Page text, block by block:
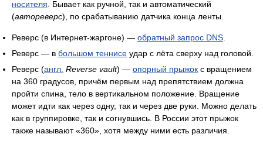
носителя . Бывает как ручной, так и автоматический
(автореверс), по срабатыванию датчика конца ленты.
Реверс (в Интернет-жаргоне) — обратный запрос DNS
Реверс — в большом теннисе удар с лёта сверху над головой.
Реверс (англ. Reverse vault) — опорный прыжок с вращением
на 360 градусов, причём первым над препятствием должна
пройти спина, тело в вертикальном положение. Вращение
может идти как через одну, так и через две руки. Можно делать
как в группировке, так и согнувшись. В России этот прыжок
также называют «360», хотя между ними есть различия.